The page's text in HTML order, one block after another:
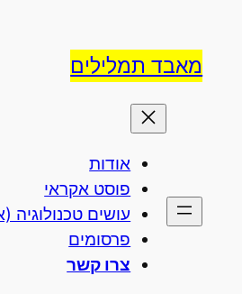
מאבד תמלילים
אודות
פוסט אקראי
עושים טכנולוגיה
פרסומים
צרו קשר